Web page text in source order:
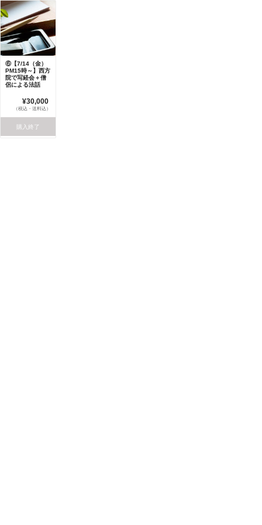
⑥【7/14（金）
PM15時～】西方
院で写経会＋僧
侶による法話
¥30,000
（税込・送料込）
購入終了